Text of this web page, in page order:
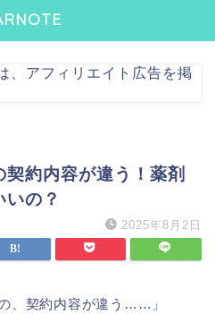
、アフィリエイト広告を掲
約内容が違う！薬剤
の？
2025年8月2日
、契約内容が違う……」